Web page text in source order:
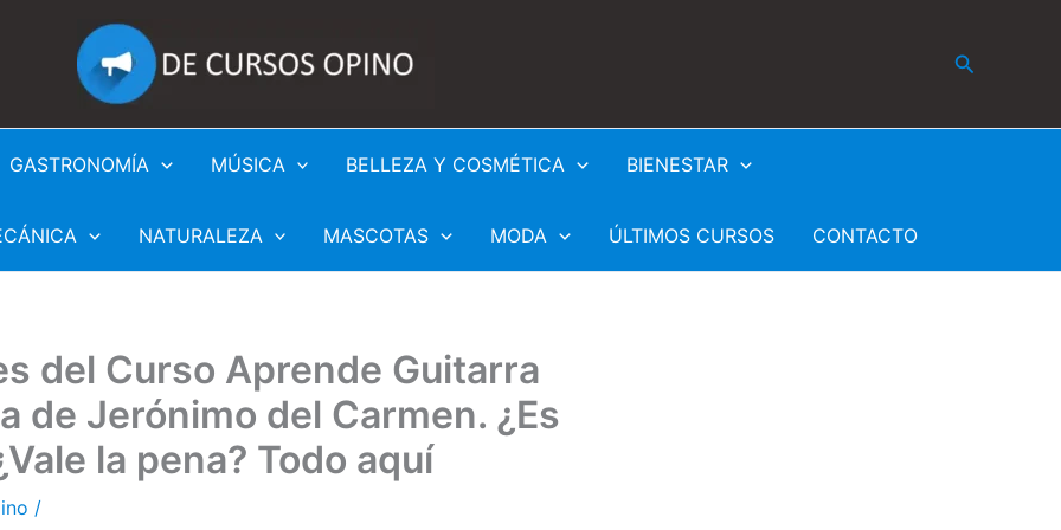
Buscar
GASTRONOMÍA MÚSICA BELLEZA Y COSMÉTICA BIENESTAR
NATURALEZA MASCOTAS MODA ÚLTIMOS CURSOS CONTACTO
del Curso Aprende Guitarra
de Jerónimo del Carmen. ¿Es
la pena? Todo aquí
/